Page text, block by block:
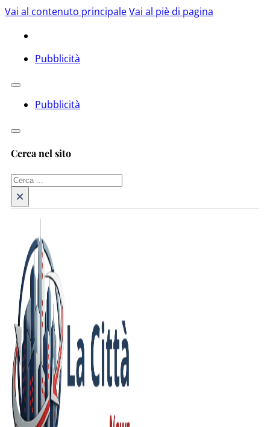
Vai al contenuto principaleVai al piè di pagina
Pubblicità
Pubblicità
Cerca nel sito
Cerca
×